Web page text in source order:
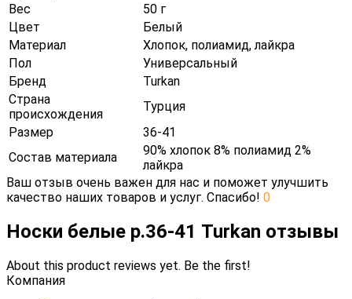
Вес
50 г
Цвет
Белый
Материал
Хлопок, полиамид, лайкра
Пол
Универсальный
Бренд
Turkan
Страна
происхождения
Турция
Размер
36-41
Состав материала
90% хлопок 8% полиамид 2%
лайкра
Ваш отзыв очень важен для нас и поможет улучшить
качество наших товаров и услуг. Спасибо! 0
Носки белые р.36-41 Turkan отзывы
About this product reviews yet. Be the first!
Компания